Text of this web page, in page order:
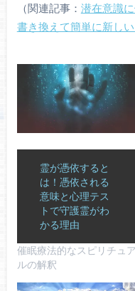
（関連記事： 潜在意識
書き換えて簡単に新し
霊が憑依すると
は！憑依される
意味と心理テス
トで守護霊がわ
かる理由
催眠療法的なスピリチュア
ルの解釈